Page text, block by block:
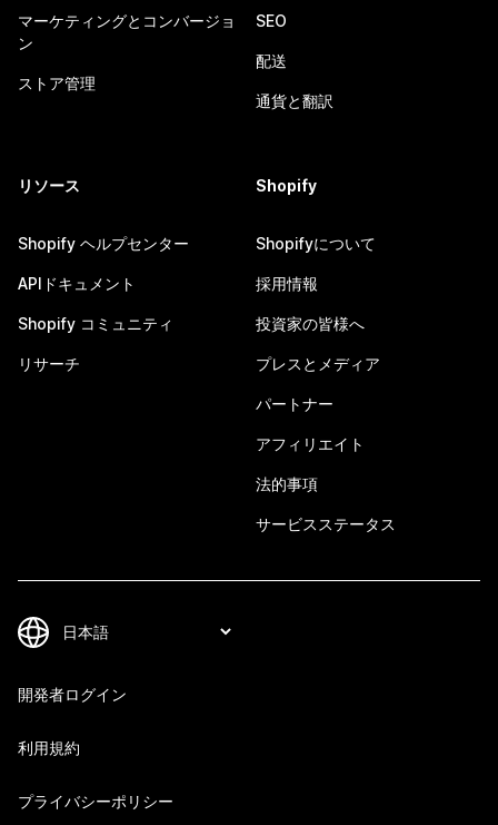
マーケティングとコンバージョ
ン
ストア管理
SEO
配送
通貨と翻訳
リソース
Shopify ヘルプセンター
APIドキュメント
Shopify コミュニティ
リサーチ
Shopify
Shopifyについて
採用情報
投資家の皆様へ
プレスとメディア
パートナー
アフィリエイト
法的事項
サービスステータス
開発者ログイン
利用規約
プライバシーポリシー